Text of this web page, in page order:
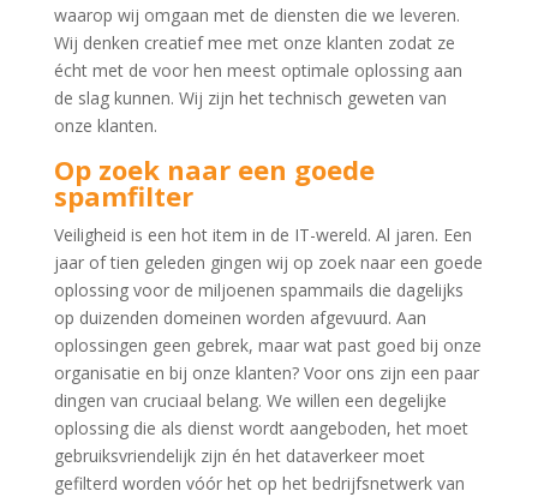
waarop wij omgaan met de diensten die we leveren.
Wij denken creatief mee met onze klanten zodat ze
écht met de voor hen meest optimale oplossing aan
de slag kunnen. Wij zijn het technisch geweten van
onze klanten.
Op zoek naar een goede
spamfilter
Veiligheid is een hot item in de IT-wereld. Al jaren. Een
jaar of tien geleden gingen wij op zoek naar een goede
oplossing voor de miljoenen spammails die dagelijks
op duizenden domeinen worden afgevuurd. Aan
oplossingen geen gebrek, maar wat past goed bij onze
organisatie en bij onze klanten? Voor ons zijn een paar
dingen van cruciaal belang. We willen een degelijke
oplossing die als dienst wordt aangeboden, het moet
gebruiksvriendelijk zijn én het dataverkeer moet
gefilterd worden vóór het op het bedrijfsnetwerk van